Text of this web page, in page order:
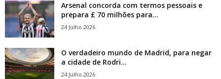
Arsenal concorda com termos pessoais e
prepara £ 70 milhões para...
24 Julho 2026
O verdadeiro mundo de Madrid, para negar
a cidade de Rodri...
24 Julho 2026